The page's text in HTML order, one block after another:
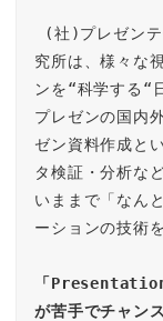
究所は、様々な
ンを“科学する“
プレゼンの国内
ゼン資料作成と
タ検証・分析な
いままで「なん
ーションの技術
「Presentation
が苦手でチャン